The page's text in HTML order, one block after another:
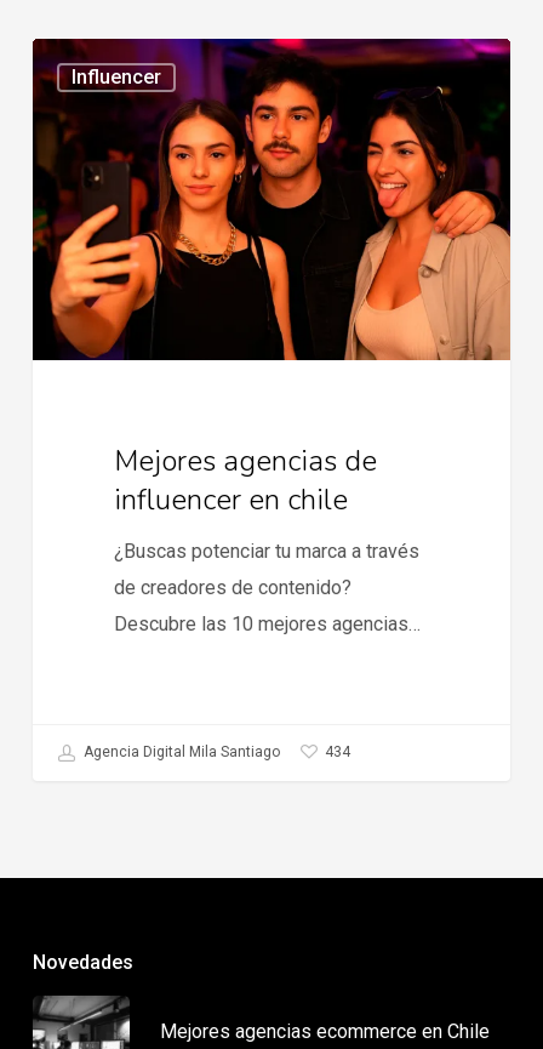
Influencer
Mejores
agencias
de
influencer
chile
Mejores agencias de
influencer en chile
¿Buscas potenciar tu marca a través
de creadores de contenido?
Descubre las 10 mejores agencias…
Agencia Digital Mila Santiago 434
Novedades
Mejores agencias ecommerce en Chile